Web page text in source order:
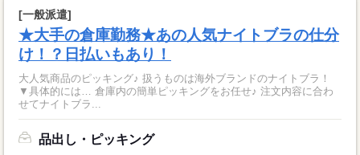
[一般派遣]
★大手の倉庫勤務★あの人気ナイトブラの仕分
け！？日払いもあり！
大人気商品のピッキング♪ 扱うものは海外ブランドのナイトブラ！
▼具体的には… 倉庫内の簡単ピッキングをお任せ♪ 注文内容に合わ
せてナイトブラ...
品出し・ピッキング